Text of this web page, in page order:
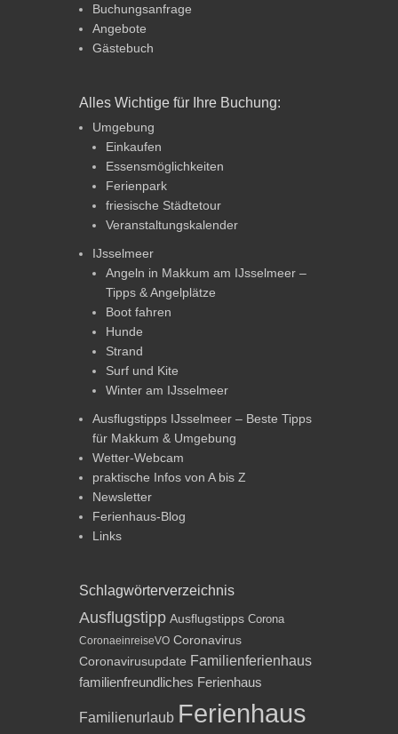
Buchungsanfrage
Angebote
Gästebuch
Alles Wichtige für Ihre Buchung:
Umgebung
Einkaufen
Essensmöglichkeiten
Ferienpark
friesische Städtetour
Veranstaltungskalender
IJsselmeer
Angeln in Makkum am IJsselmeer –
Tipps & Angelplätze
Boot fahren
Hunde
Strand
Surf und Kite
Winter am IJsselmeer
Ausflugstipps IJsselmeer – Beste Tipps
für Makkum & Umgebung
Wetter-Webcam
praktische Infos von A bis Z
Newsletter
Ferienhaus-Blog
Links
Schlagwörterverzeichnis
Ausflugstipp Ausflugstipps Corona
CoronaeinreiseVO Coronavirus
Coronavirusupdate Familienferienhaus
familienfreundliches Ferienhaus
Familienurlaub Ferienhaus